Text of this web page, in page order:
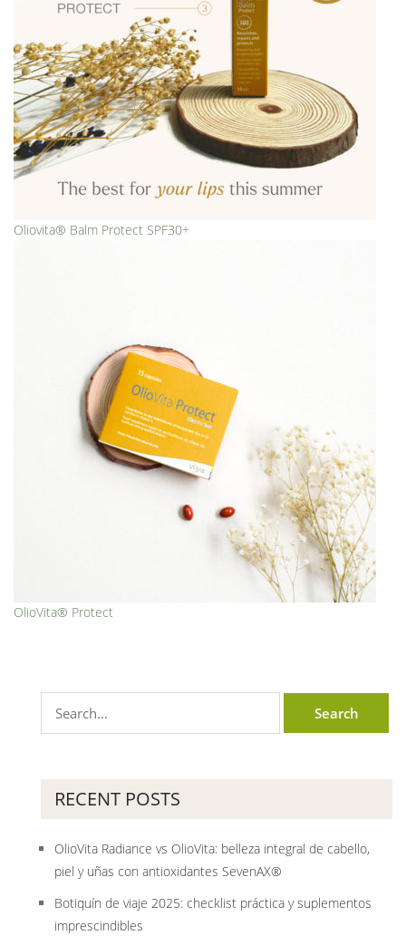
Oliovita® Balm Protect SPF30+
OlioVita® Protect
RECENT POSTS
OlioVita Radiance vs OlioVita: belleza integral de cabello,
piel y uñas con antioxidantes SevenAX®
Botiquín de viaje 2025: checklist práctica y suplementos
imprescindibles